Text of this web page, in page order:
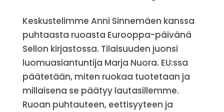
Keskustelimme Anni Sinnemäen kanssa
puhtaasta ruoasta Eurooppa-päivänä
Sellon kirjastossa. Tilaisuuden juonsi
luomuasiantuntija Marja Nuora. EU:ssa
päätetään, miten ruokaa tuotetaan ja
millaisena se päätyy lautasillemme.
Ruoan puhtauteen, eettisyyteen ja